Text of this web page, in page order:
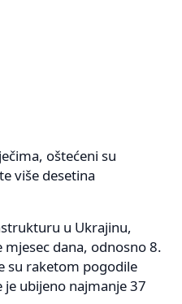
oštećeni su
više desetina
u Ukrajinu,
dana, odnosno 8.
su raketom pogodile
je ubijeno najmanje 37